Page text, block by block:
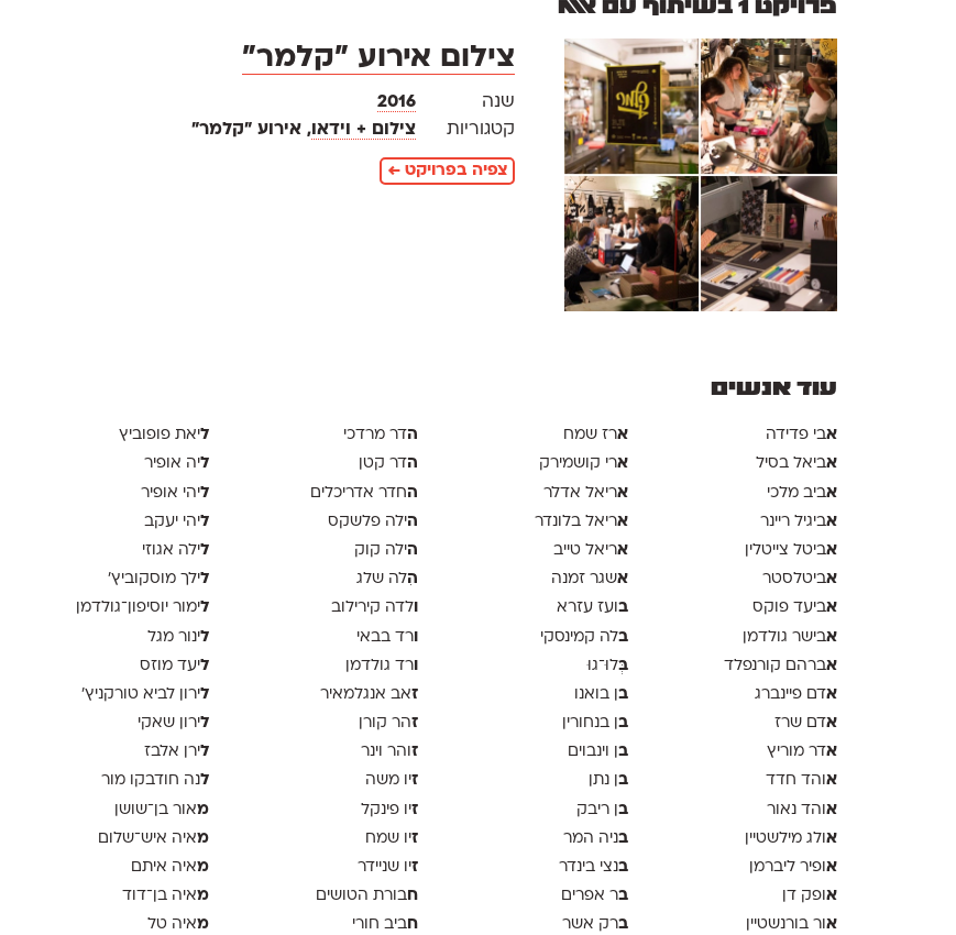
פרויקט 1 בשיתוף עם אאא
צילום אירוע "קלמר"
שנה
2016
קטגוריות
צילום + וידאו, אירוע "קלמר"
צפיה בפרויקט ←
עוד אנשים
אבי פדידה
אביאל בסיל
אביב מלכי
אביגיל ריינר
אביטל צייטלין
אביטלסטר
אביעד פוקס
אבישר גולדמן
אברהם קורנפלד
אדם פיינברג
אדם שרז
אדר מוריץ
אוהד חדד
אוהד נאור
אולג מילשטיין
אופיר ליברמן
אופק דן
אור בורנשטיין
ארז שמח
ארי קושמירק
אריאל אדלר
אריאל בלונדר
אריאל טייב
אשגר זמנה
ב ועז עזרא
בלה קמינסקי
בְּלוּ־גוּ
ב ן בואנו
ב ן בנחורין
ב ן וינבוים
ב ן נתן
ב ן ריבק
בניה המר
בנצי בינדר
בר אפרים
ברק אשר
הדר מרדכי
הדר קטן
החדר אדריכלים
הילה פלשקס
הילה קוק
הִלה שלג
ולדה קירילוב
ורד בבאי
ורד גולדמן
זאב אנגלמאיר
זהר קורן
זוהר וינר
זיו משה
זיו פינקל
זיו שמח
זיו שניידר
חבורת הטושים
חביב חורי
ליאת פופוביץ
ליה אופיר
ליהי אופיר
ליהי יעקב
לילה אגוזי
לילך מוסקוביץ'
לימור יוסיפון־גולדמן
לינור מגל
ליעד מוזס
לירון לביא טורקניץ׳
לירון שאקי
לירן אלבז
לנה חודבקו מור
מאור בן־שושן
מאיה איש־שלום
מאיה איתם
מאיה בן־דוד
מאיה טל